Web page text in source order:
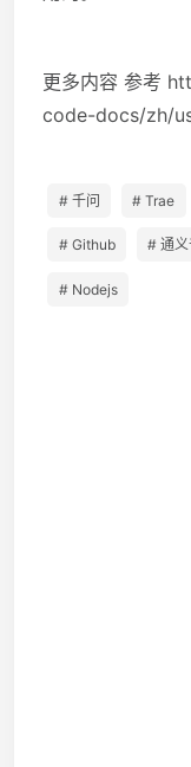
更多内容 参考
code-docs/zh/
# 千问 # Trae
# Github # 通
# Nodejs